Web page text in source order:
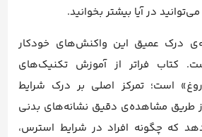
می‌توانید در آیا بیشتر بخوانید.
درک عمیق این واکنش‌های خودکار
کتاب فراتر از آموزش تکنیک‌های
است؛ تمرکز اصلی بر درک شرایط
طریق مشاهده‌ی دقیق نشانه‌های بدنی
که چگونه افراد در شرایط استرس،